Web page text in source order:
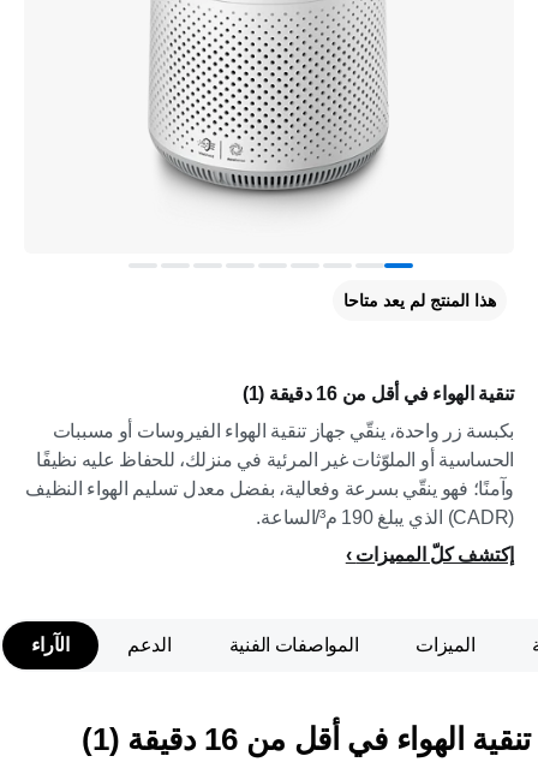
تنقية الهواء في أقل من 16 دقيقة (1)
بكبسة زر واحدة، ينقّي جهاز تنقية الهواء الفيروسات أو مسببات
الحساسية أو الملوّثات غير المرئية في منزلك، للحفاظ عليه نظيفًا
وآمنًا؛ فهو ينقّي بسرعة وفعالية، بفضل معدل تسليم الهواء النظيف
(CADR) الذي يبلغ 190 م³/الساعة.
إكتشف كلّ المميزات
هذا المنتج لم يعد متاحا
الميزات المواصفات الفنية الدعم الآراء
تنقية الهواء في أقل من 16 دقيقة (1)